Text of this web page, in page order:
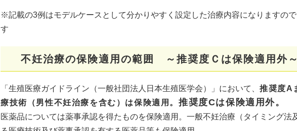
※記載の3例はモデルケースとして分かりやすく設定した治療内容になりますの
す
不妊治療の保険適用の範囲 ～推奨度Ｃは保険適用外～
「生殖医療ガイドライン（一般社団法人日本生殖医学会）」において、 推奨度A
療技術（男性不妊治療を含む）は保険適用。推奨度Cは保険適用外。
医薬品については薬事承認を得たものを保険適用。一般不妊治療（タイミング法